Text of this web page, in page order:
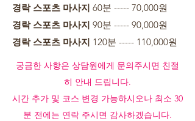
경락 스포츠 마사지 60분 ----- 70,000원
경락 스포츠 마사지 90분 ----- 90,000원
경락 스포츠 마사지 120분 ----- 110,000원​
​궁금한 사항은 상담원에게 문의주시면 친절
히 안내 드립니다.
시간 추가 및 코스 변경 가능하시오나 최소 30
분 전에는 연락 주시면 감사하겠습니다.